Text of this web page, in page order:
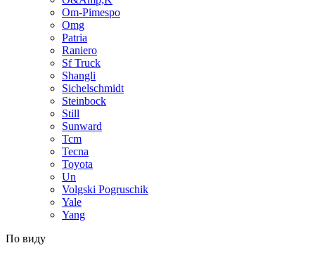
Om-Pimespo
Omg
Patria
Raniero
Sf Truck
Shangli
Sichelschmidt
Steinbock
Still
Sunward
Tcm
Tecna
Toyota
Un
Volgski Pogruschik
Yale
Yang
По виду